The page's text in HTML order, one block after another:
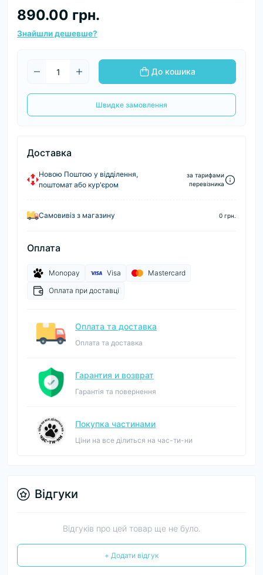
890.00 грн.
Знайшли дешевше?
До кошика
Швидке замовлення
Доставка
Новою Поштою у відділення,
поштомат або кур'єром
за тарифами
перевізника
Самовивіз з магазину 0 грн.
Оплата
Monopay Visa
Mastercard
Оплата при доставці
Оплата та доставка
Оплата та доставка
Гарантия и возврат
Гарантія та повернення
Покупка частинами
Ціни на все ділиться на час-ти-ни
Відгуки
Відгуків про цей товар ще не було.
+ Додати відгук